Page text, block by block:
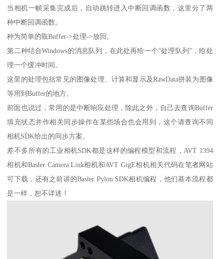
当相机一帧采集完成后，自动跳转进入中断回调函数，这里分了两
种中断回调函数。
种为简单的取Buffer->处理->放回。
第二种结合Windows的消息队列，在此处再给一个“处理队列”，给处
理一个缓冲时间。
这里的处理包括常见的图像处理、计算和显示及RawData拼装为图像
等用到Buffer的地方。
前面也说过，常用的是中断响应处理，除此之外，自己去查询Buffer
填充状态并作相关同步操作在某些场合也会用到，这个请查询不同
相机SDK给出的同步方案。
差不多所有的工业相机SDK都是这样的编程模型和流程，AVT 1394
相机和Basler Camera Link相机和AVT GigE相机相关代码在笔者网站
可下载，还有之前讲的Basler Pylon SDK相机编程，他们基本流程都
是一样，恕不详述！